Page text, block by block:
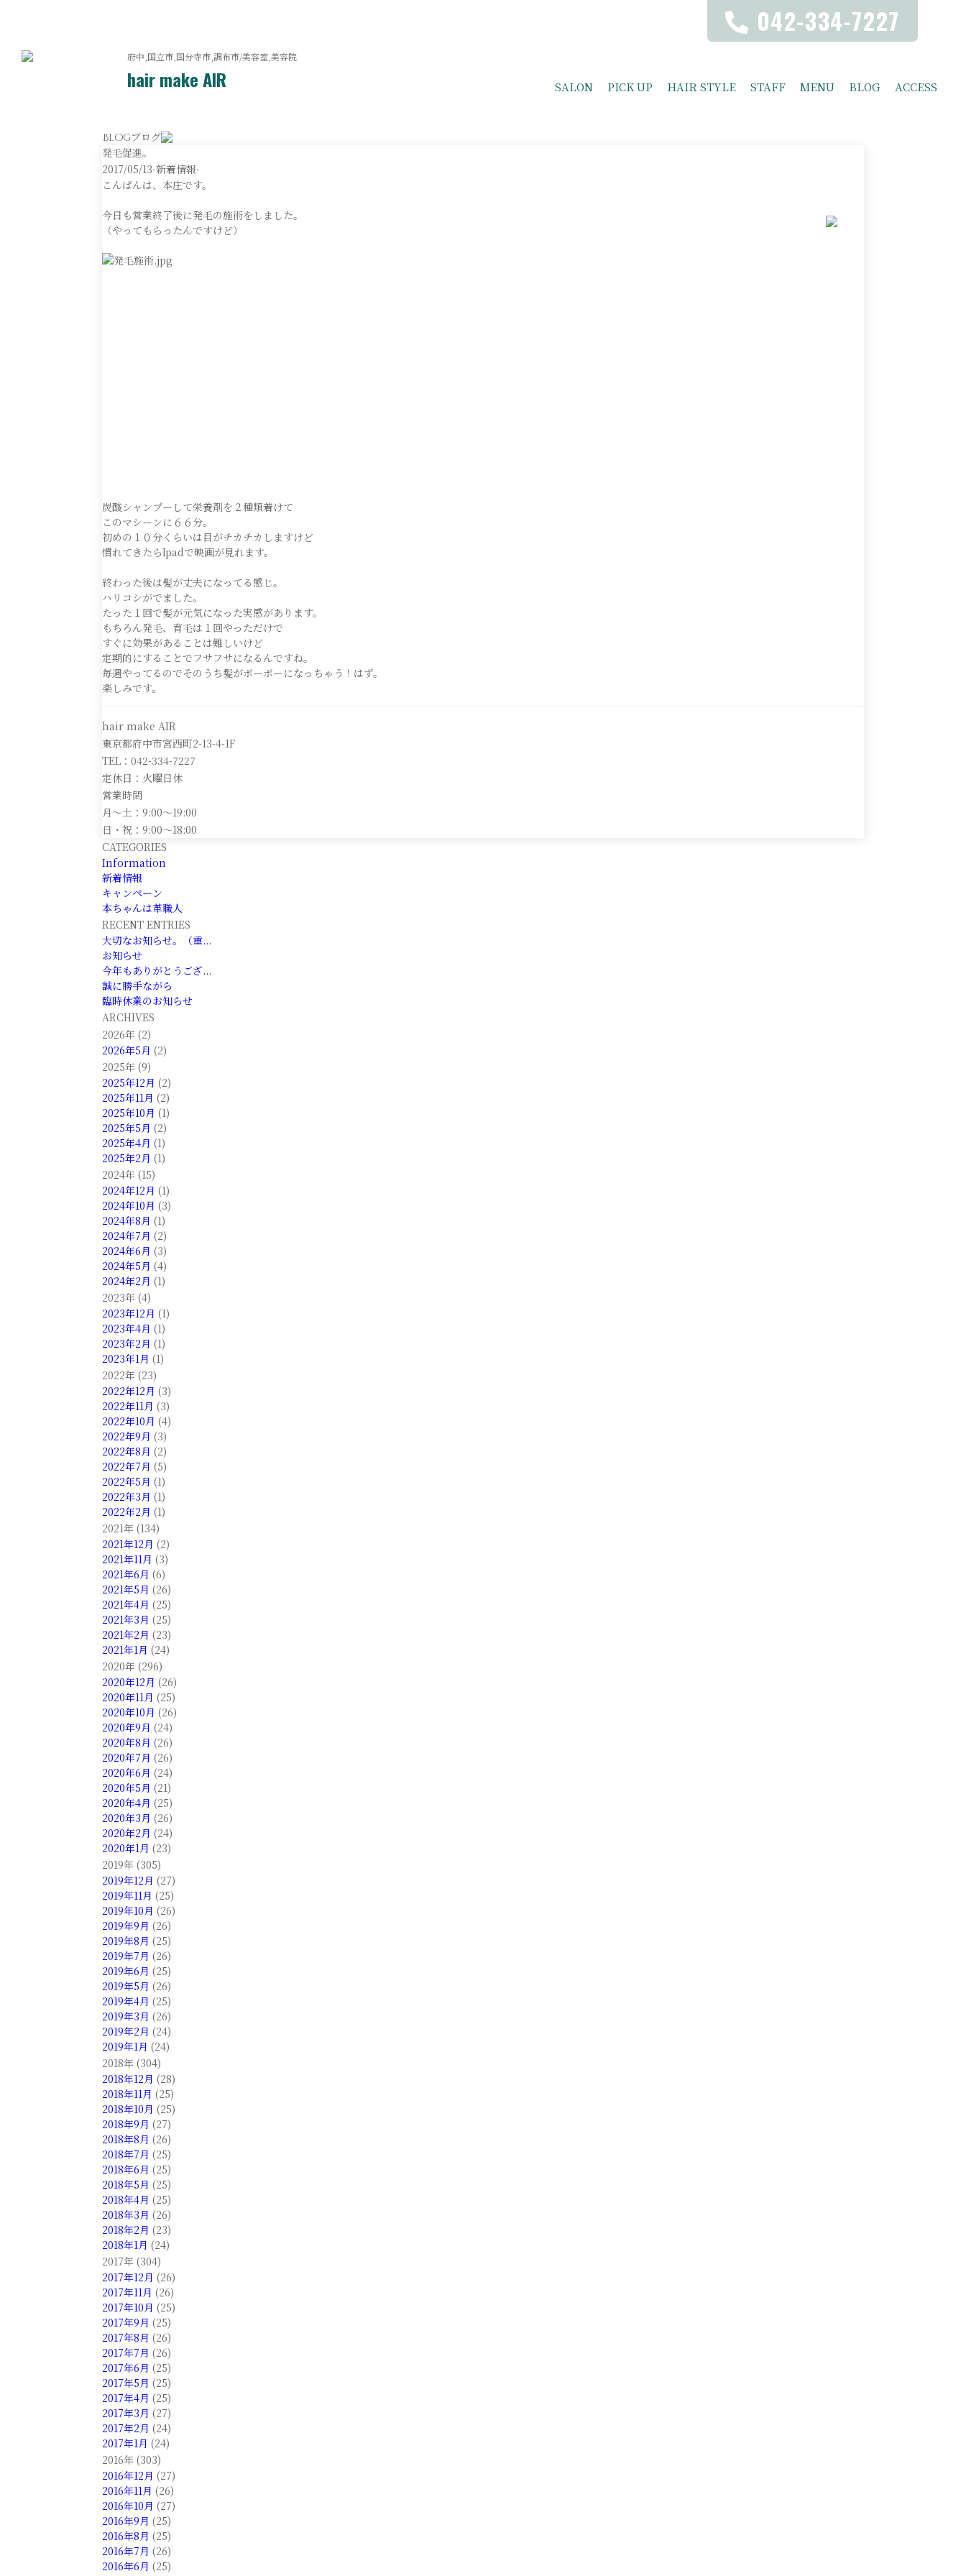
042-334-7227
府中,国立市,国分寺市,調布市/美容室,美容院
hair make AIR SALON PICK UP HAIR STYLE STAFF MENU BLOG ACCESS
Blogブログ
発毛促進。
2017/05/13-新着情報-
こんばんは、本庄です。
今日も営業終了後に発毛の施術をしました。
（やってもらったんですけど）
炭酸シャンプーして栄養剤を２種類着けて
このマシーンに６６分。
初めの１０分くらいは目がチカチカしますけど
慣れてきたらIpadで映画が見れます。
終わった後は髪が丈夫になってる感じ。
ハリコシがでました。
たった１回で髪が元気になった実感があります。
もちろん発毛、育毛は１回やっただけで
すぐに効果があることは難しいけど
定期的にすることでフサフサになるんですね。
毎週やってるのでそのうち髪がボーボーになっちゃう！はず。
楽しみです。
hair make AIR
東京都府中市宮西町2-13-4-1F
TEL：042-334-7227
定休日：火曜日休
営業時間
月～土：9:00～19:00
日・祝：9:00～18:00
CATEGORIES
Information
新着情報
キャンペーン
本ちゃんは革職人
RECENT ENTRIES
大切なお知らせ。（重...
お知らせ
今年もありがとうござ...
誠に勝手ながら
臨時休業のお知らせ
ARCHIVES
2026年 (2)
2026年5月 (2)
2025年 (9)
2025年12月 (2)
2025年11月 (2)
2025年10月 (1)
2025年5月 (2)
2025年4月 (1)
2025年2月 (1)
2024年 (15)
2024年12月 (1)
2024年10月 (3)
2024年8月 (1)
2024年7月 (2)
2024年6月 (3)
2024年5月 (4)
2024年2月 (1)
2023年 (4)
2023年12月 (1)
2023年4月 (1)
2023年2月 (1)
2023年1月 (1)
2022年 (23)
2022年12月 (3)
2022年11月 (3)
2022年10月 (4)
2022年9月 (3)
2022年8月 (2)
2022年7月 (5)
2022年5月 (1)
2022年3月 (1)
2022年2月 (1)
2021年 (134)
2021年12月 (2)
2021年11月 (3)
2021年6月 (6)
2021年5月 (26)
2021年4月 (25)
2021年3月 (25)
2021年2月 (23)
2021年1月 (24)
2020年 (296)
2020年12月 (26)
2020年11月 (25)
2020年10月 (26)
2020年9月 (24)
2020年8月 (26)
2020年7月 (26)
2020年6月 (24)
2020年5月 (21)
2020年4月 (25)
2020年3月 (26)
2020年2月 (24)
2020年1月 (23)
2019年 (305)
2019年12月 (27)
2019年11月 (25)
2019年10月 (26)
2019年9月 (26)
2019年8月 (25)
2019年7月 (26)
2019年6月 (25)
2019年5月 (26)
2019年4月 (25)
2019年3月 (26)
2019年2月 (24)
2019年1月 (24)
2018年 (304)
2018年12月 (28)
2018年11月 (25)
2018年10月 (25)
2018年9月 (27)
2018年8月 (26)
2018年7月 (25)
2018年6月 (25)
2018年5月 (25)
2018年4月 (25)
2018年3月 (26)
2018年2月 (23)
2018年1月 (24)
2017年 (304)
2017年12月 (26)
2017年11月 (26)
2017年10月 (25)
2017年9月 (25)
2017年8月 (26)
2017年7月 (26)
2017年6月 (25)
2017年5月 (25)
2017年4月 (25)
2017年3月 (27)
2017年2月 (24)
2017年1月 (24)
2016年 (303)
2016年12月 (27)
2016年11月 (26)
2016年10月 (27)
2016年9月 (25)
2016年8月 (25)
2016年7月 (26)
2016年6月 (25)